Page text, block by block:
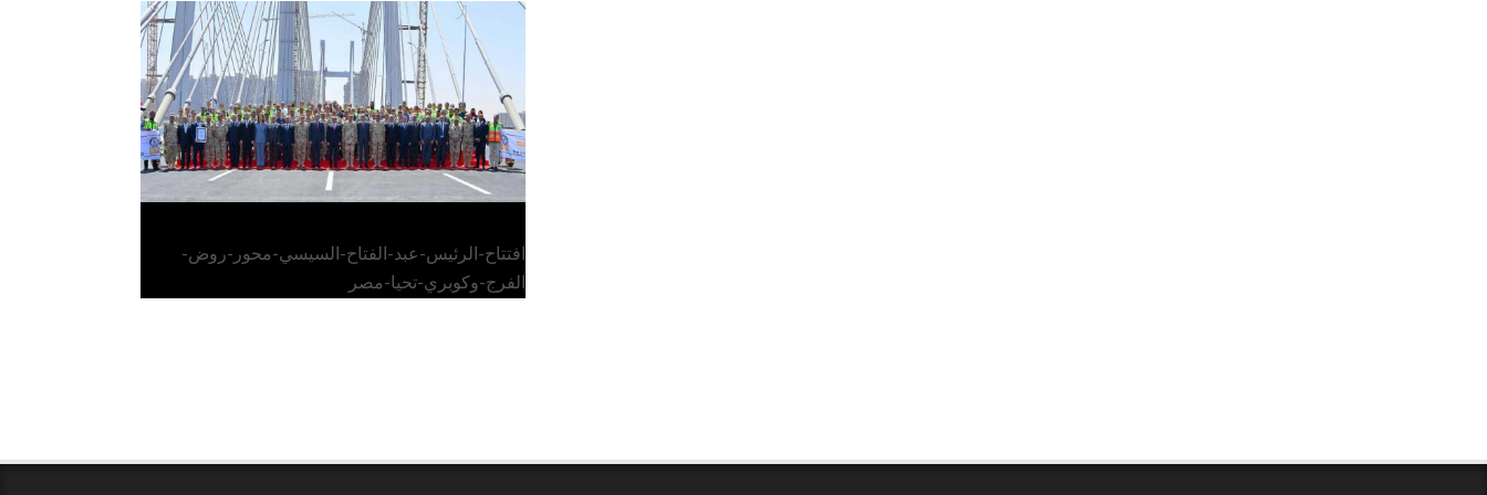
الرئيس عبد الفتاح السيسي يفتتح محور روض
الفرج وكوبري تحيا مصر
افتتاح-الرئيس-عبد-الفتاح-السيسي-محور-روض-
الفرج-وكوبري-تحيا-مصر